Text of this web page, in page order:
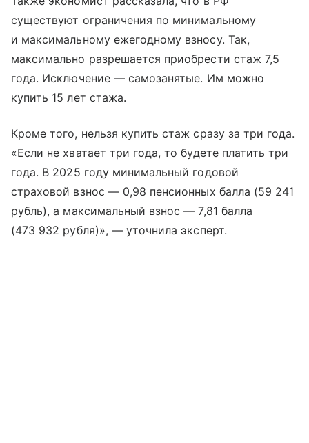
существуют ограничения по минимальному
и максимальному ежегодному взносу. Так,
максимально разрешается приобрести стаж 7,5
года. Исключение — самозанятые. Им можно
купить 15 лет стажа.
Кроме того, нельзя купить стаж сразу за три года.
«Если не хватает три года, то будете платить три
года. В 2025 году минимальный годовой
страховой взнос — 0,98 пенсионных балла (59 241
рубль), а максимальный взнос — 7,81 балла
(473 932 рубля)», — уточнила эксперт.